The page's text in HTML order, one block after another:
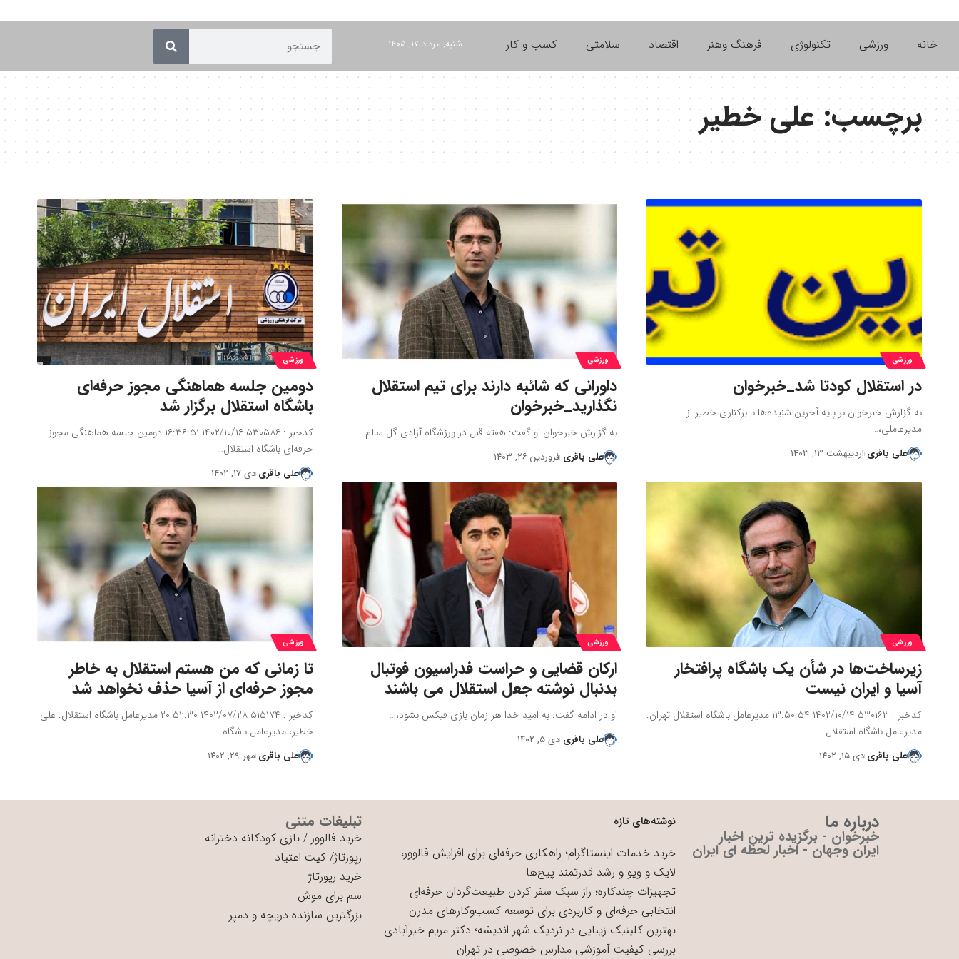
خانه ورزشی تکنولوژی فرهنگ وهنر اقتصاد سلامتی کسب و کار شنبه, مرداد ۱۷, ۱۴۰۵
برچسب:علی خطیر
ورزشی
در استقلال کودتا شد_خبرخوان
به گزارش خبرخوان بر پایه آخرین شنیده‌ها با برکناری خطیر از
مدیرعاملی،…
علی باقری اردیبهشت ۱۳, ۱۴۰۳
ورزشی
داورانی که شائبه دارند برای تیم استقلال
نگذارید_خبرخوان
به گزارش خبرخوان او گفت: هفته قبل در ورزشگاه آزادی گل سالم…
علی باقری فروردین ۲۶, ۱۴۰۳
ورزشی
دومین جلسه هماهنگی مجوز حرفه‌ای
باشگاه استقلال برگزار شد
کدخبر : ۵۳۰۵۸۶ ۱۴۰۲/۱۰/۱۶ ۱۶:۳۶:۵۱ دومین جلسه هماهنگی مجوز
حرفه‌ای باشگاه استقلال…
علی باقری دی ۱۷, ۱۴۰۲
ورزشی
زیرساخت‌ها در شأن یک باشگاه پرافتخار
آسیا و ایران نیست
کدخبر : ۵۳۰۱۶۳ ۱۴۰۲/۱۰/۱۴ ۱۳:۵۰:۵۴ مدیرعامل باشگاه استقلال تهران:
مدیرعامل باشگاه استقلال…
علی باقری دی ۱۵, ۱۴۰۲
ورزشی
ارکان قضایی و حراست فدراسیون فوتبال
بدنبال نوشته جعل استقلال می باشند
او در ادامه گفت: به امید خدا هر زمان بازی فیکس بشود،…
علی باقری دی ۵, ۱۴۰۲
ورزشی
تا زمانی که من هستم استقلال به خاطر
مجوز حرفه‌ای از آسیا حذف نخواهد شد
کدخبر : ۵۱۵۱۷۴ ۱۴۰۲/۰۷/۲۸ ۲۰:۵۲:۳۰ مدیرعامل باشگاه استقلال: علی
خطیر، مدیرعامل باشگاه…
علی باقری مهر ۲۹, ۱۴۰۲
درباره ما
خبرخوان - برگزیده ترین اخبار
ایران وجهان - اخبار لحظه ای ایران
نوشته‌های تازه
خرید خدمات اینستاگرام؛ راهکاری حرفه‌ای برای افزایش فالوور،
لایک و ویو و رشد قدرتمند پیج‌ها
تجهیزات چندکاره؛ راز سبک سفر کردن طبیعت‌گردان حرفه‌ای
انتخابی حرفه‌ای و کاربردی برای توسعه کسب‌وکارهای مدرن
بهترین کلینیک زیبایی در نزدیک شهر اندیشه؛ دکتر مریم خیرآبادی
بررسی کیفیت آموزشی مدارس خصوصی در تهران
تبلیغات متنی
خرید فالوور /بازی کودکانه دخترانه
رپورتاژ/کیت اعتیاد
خرید رپورتاژ
سم برای موش
بزرگترین سازنده دریچه و دمپر